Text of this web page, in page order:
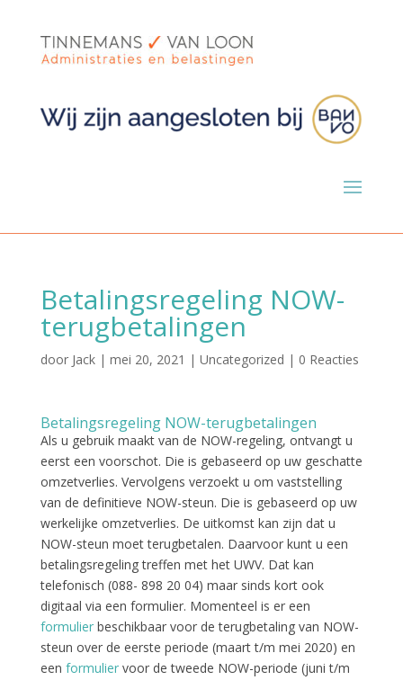
Betalingsregeling NOW-
terugbetalingen
door Jack| mei 20, 2021 | Uncategorized | 0 Reacties
Betalingsregeling NOW-terugbetalingen
Als u gebruik maakt van de NOW-regeling, ontvangt u
eerst een voorschot. Die is gebaseerd op uw geschatte
omzetverlies. Vervolgens verzoekt u om vaststelling
van de definitieve NOW-steun. Die is gebaseerd op uw
werkelijke omzetverlies. De uitkomst kan zijn dat u
NOW-steun moet terugbetalen. Daarvoor kunt u een
betalingsregeling treffen met het UWV. Dat kan
telefonisch (088- 898 20 04) maar sinds kort ook
digitaal via een formulier. Momenteel is er een
formulierbeschikbaar voor de terugbetaling van NOW-
steun over de eerste periode (maart t/m mei 2020) en
een formuliervoor de tweede NOW-periode (juni t/m